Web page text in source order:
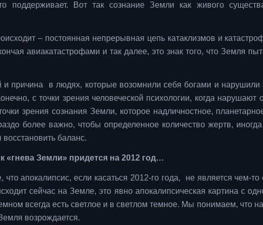
поддерживает. Вот так сознание Земли как живого
– постоянная непрерывная цепь катаклизмов и
авиакатастрофами и так далее, это знак того, что Земля
и причина в людях, которые возомнили себя богами и
с точки зрения человеческой психологии, когда нарушают
зрения сознания Земли, которое надличностное,
более важно, чтобы определенное количество жертв,
баланс.
«гнева Земли» придется на 2012 год…
что апокалипсис, если касаться 2012-го года, не является чем-
сейчас на Земле, это явно апокалипсическая картина с
всегда есть светлое и в светлом темное. Мы понимаем, что
возрождается.